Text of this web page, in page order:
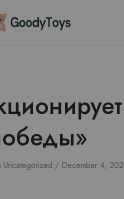
Uncategorized December 4,